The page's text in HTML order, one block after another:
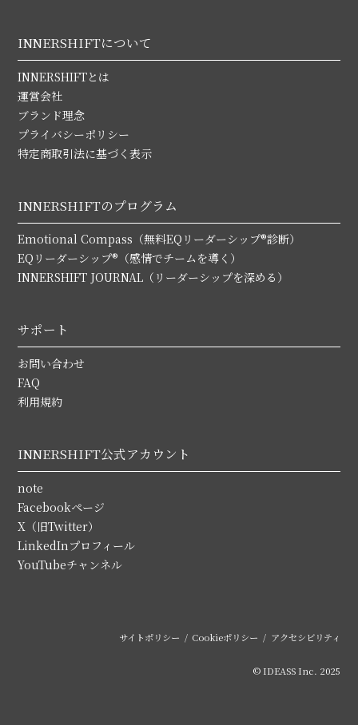
INNERSHIFTについて
INNERSHIFTとは
運営会社
ブランド理念
プライバシーポリシー
特定商取引法に基づく表示
INNERSHIFTのプログラム
Emotional Compass（無料EQリーダーシップ®診断）
EQリーダーシップ®（感情でチームを導く）
INNERSHIFT JOURNAL（リーダーシップを深める）
サポート
お問い合わせ
FAQ
利用規約
INNERSHIFT公式アカウント
note
Facebookページ
X（旧Twitter）
LinkedInプロフィール
YouTubeチャンネル
サイトポリシー Cookieポリシー アクセシビリティ
© IDEASS Inc. 2025